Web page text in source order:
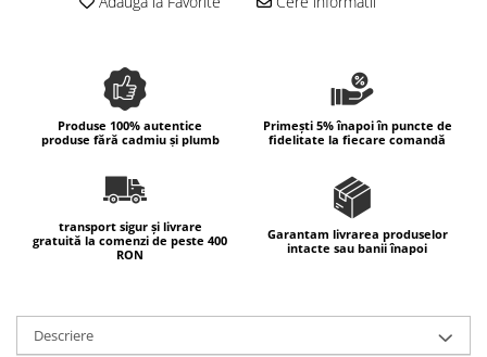
Colectia Wild Hearts
Produse 100% autentice
produse fără cadmiu și plumb
Primești 5% înapoi în puncte de
fidelitate la fiecare comandă
transport sigur și livrare
gratuită la comenzi de peste 400
RON
Garantam livrarea produselor
intacte sau banii înapoi
Descriere